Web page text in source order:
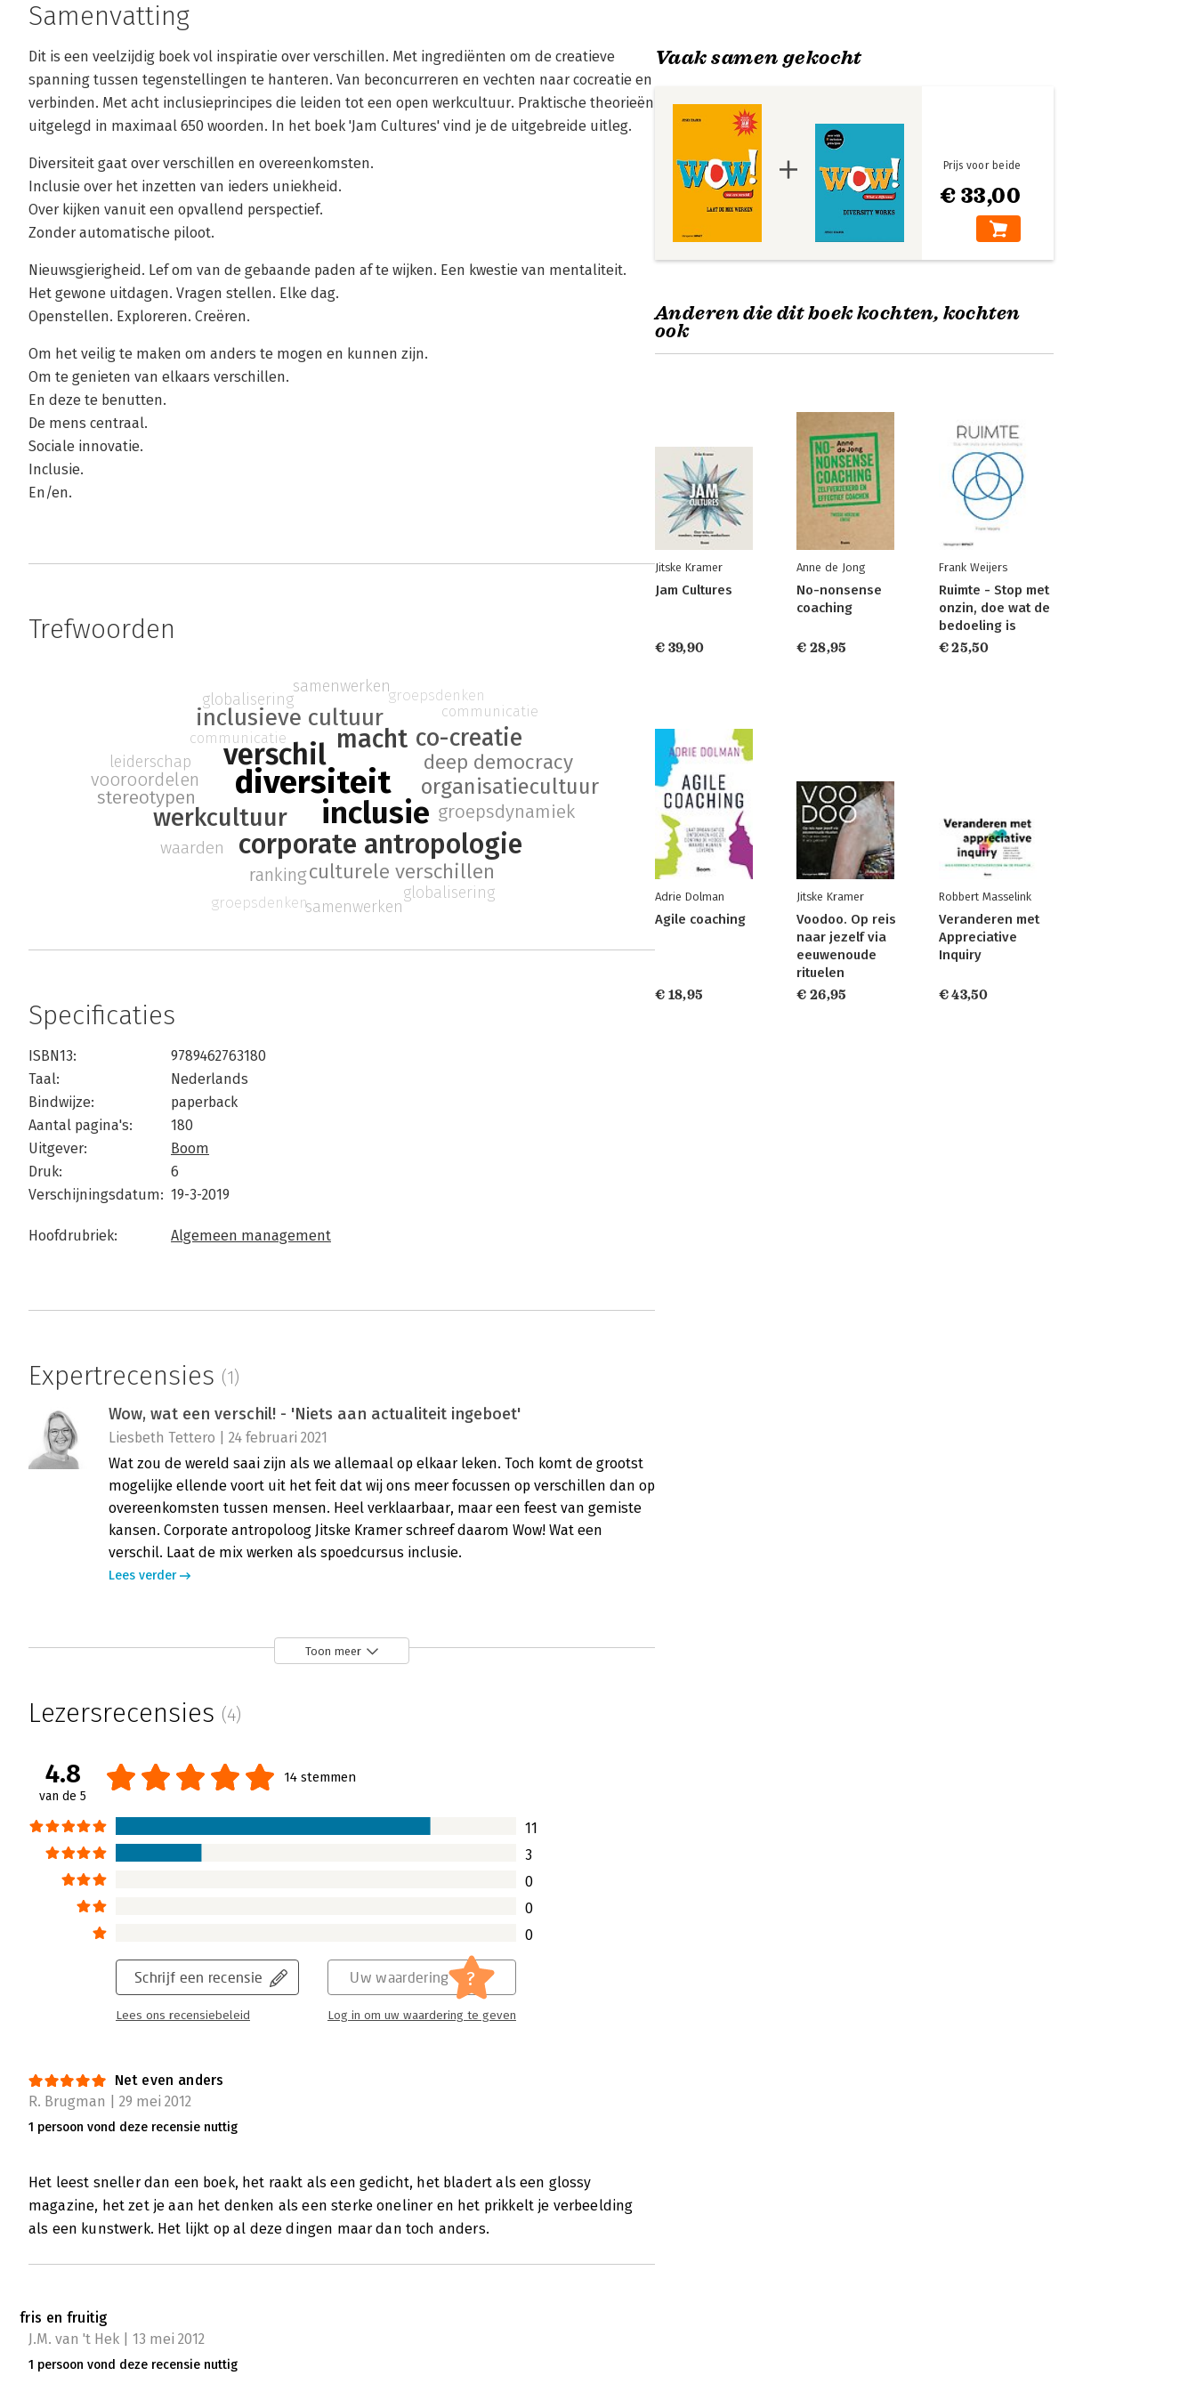
Samenvatting
Dit is een veelzijdig boek vol inspiratie over verschillen. Met ingrediënten om de creatieve
spanning tussen tegenstellingen te hanteren. Van beconcurreren en vechten naar cocreatie en
verbinden. Met acht inclusieprincipes die leiden tot een open werkcultuur. Praktische theorieën
uitgelegd in maximaal 650 woorden. In het boek 'Jam Cultures' vind je de uitgebreide uitleg.
Diversiteit gaat over verschillen en overeenkomsten.
Inclusie over het inzetten van ieders uniekheid.
Over kijken vanuit een opvallend perspectief.
Zonder automatische piloot.
Nieuwsgierigheid. Lef om van de gebaande paden af te wijken. Een kwestie van mentaliteit.
Het gewone uitdagen. Vragen stellen. Elke dag.
Openstellen. Exploreren. Creëren.
Om het veilig te maken om anders te mogen en kunnen zijn.
Om te genieten van elkaars verschillen.
En deze te benutten.
De mens centraal.
Sociale innovatie.
Inclusie.
En/en.
Trefwoorden
diversiteit
inclusie
verschil
corporate antropologie
macht
werkcultuur
inclusieve cultuur
co-creatie
deep democracy
organisatiecultuur
culturele verschillen
groepsdynamiek
stereotypen
ranking
waarden
vooroordelen
leiderschap
communicatie
globalisering
samenwerkengroepsdenken
communicatie
globalisering
samenwerken
groepsdenken
Specificaties
ISBN13:
9789462763180
Taal:
Nederlands
Bindwijze:
paperback
Aantal pagina's:
180
Uitgever:
Boom
Druk:
6
Verschijningsdatum: 19-3-2019
Hoofdrubriek: Algemeen management
Expertrecensies (1)
Wow, wat een verschil! - 'Niets aan actualiteit ingeboet'
Liesbeth Tettero | 24 februari 2021
Wat zou de wereld saai zijn als we allemaal op elkaar leken. Toch komt de grootst
mogelijke ellende voort uit het feit dat wij ons meer focussen op verschillen dan op
overeenkomsten tussen mensen. Heel verklaarbaar, maar een feest van gemiste
kansen. Corporate antropoloog Jitske Kramer schreef daarom Wow! Wat een
verschil. Laat de mix werken als spoedcursus inclusie.
Lees verder
Toon meer
Lezersrecensies (4)
4.8
van de 5
14 stemmen
11
3
0
0
0
Schrijf een recensie
Lees ons recensiebeleid
Uw waardering ?
Log in om uw waardering te geven
Net even anders
R. Brugman | 29 mei 2012
1 persoon vond deze recensie nuttig
Het leest sneller dan een boek, het raakt als een gedicht, het bladert als een glossy
magazine, het zet je aan het denken als een sterke oneliner en het prikkelt je verbeelding
als een kunstwerk. Het lijkt op al deze dingen maar dan toch anders.
fris en fruitig
J.M. van 't Hek | 13 mei 2012
1 persoon vond deze recensie nuttig
Vaak samen gekocht
€ 33,00
Prijs voor beide
Anderen die dit boek kochten, kochten
ook
Jitske Kramer
Jam Cultures
€ 39,90
Anne de Jong
No-nonsense
coaching
€ 28,95
Frank Weijers
Ruimte - Stop met
onzin, doe wat de
bedoeling is
€ 25,50
Adrie Dolman
Agile coaching
€ 18,95
Jitske Kramer
Voodoo. Op reis
naar jezelf via
eeuwenoude
rituelen
€ 26,95
Robbert Masselink
Veranderen met
Appreciative
Inquiry
€ 43,50